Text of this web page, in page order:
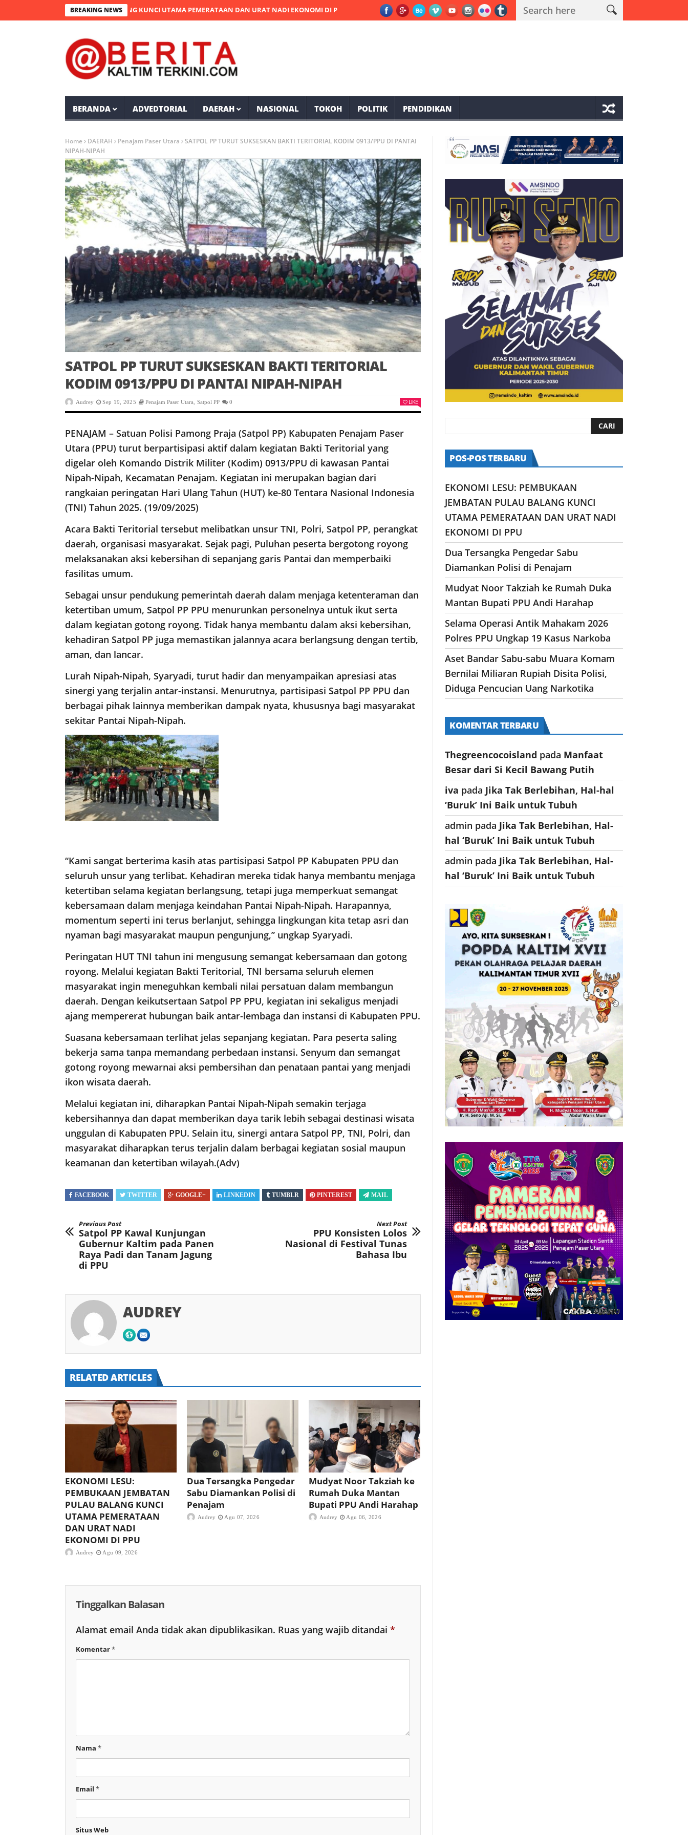
BREAKING NEWS
JEMBATAN PULAU BALANG KUNCI UTAMA PEMERATAAN DAN URAT NADI EKONOMI DI PPU Dua Tersangka Pengedar Sabu Diamankan Polisi di Penajam Mudyat Noor Takziah ke Rumah Duka
BERANDA ADVEDTORIAL DAERAH NASIONAL TOKOH POLITIK PENDIDIKAN
Home DAERAH Penajam Paser Utara
SATPOL PP TURUT SUKSESKAN BAKTI TERITORIAL KODIM 0913/PPU DI PANTAI
NIPAH-NIPAH
SATPOL PP TURUT SUKSESKAN BAKTI TERITORIAL
KODIM 0913/PPU DI PANTAI NIPAH-NIPAH
Audrey Sep 19, 2025 Penajam Paser Utara Satpol PP 0 LIKE
PENAJAM – Satuan Polisi Pamong Praja (Satpol PP) Kabupaten Penajam Paser
Utara (PPU) turut berpartisipasi aktif dalam kegiatan Bakti Teritorial yang
digelar oleh Komando Distrik Militer (Kodim) 0913/PPU di kawasan Pantai
Nipah-Nipah, Kecamatan Penajam. Kegiatan ini merupakan bagian dari
rangkaian peringatan Hari Ulang Tahun (HUT) ke-80 Tentara Nasional Indonesia
(TNI) Tahun 2025. (19/09/2025)
Acara Bakti Teritorial tersebut melibatkan unsur TNI, Polri, Satpol PP, perangkat
daerah, organisasi masyarakat. Sejak pagi, Puluhan peserta bergotong royong
melaksanakan aksi kebersihan di sepanjang garis Pantai dan memperbaiki
fasilitas umum.
Sebagai unsur pendukung pemerintah daerah dalam menjaga ketenteraman dan
ketertiban umum, Satpol PP PPU menurunkan personelnya untuk ikut serta
dalam kegiatan gotong royong. Tidak hanya membantu dalam aksi kebersihan,
kehadiran Satpol PP juga memastikan jalannya acara berlangsung dengan tertib,
aman, dan lancar.
Lurah Nipah-Nipah, Syaryadi, turut hadir dan menyampaikan apresiasi atas
sinergi yang terjalin antar-instansi. Menurutnya, partisipasi Satpol PP PPU dan
berbagai pihak lainnya memberikan dampak nyata, khususnya bagi masyarakat
sekitar Pantai Nipah-Nipah.
“Kami sangat berterima kasih atas partisipasi Satpol PP Kabupaten PPU dan
seluruh unsur yang terlibat. Kehadiran mereka tidak hanya membantu menjaga
ketertiban selama kegiatan berlangsung, tetapi juga memperkuat semangat
kebersamaan dalam menjaga keindahan Pantai Nipah-Nipah. Harapannya,
momentum seperti ini terus berlanjut, sehingga lingkungan kita tetap asri dan
nyaman bagi masyarakat maupun pengunjung,” ungkap Syaryadi.
Peringatan HUT TNI tahun ini mengusung semangat kebersamaan dan gotong
royong. Melalui kegiatan Bakti Teritorial, TNI bersama seluruh elemen
masyarakat ingin meneguhkan kembali nilai persatuan dalam membangun
daerah. Dengan keikutsertaan Satpol PP PPU, kegiatan ini sekaligus menjadi
ajang mempererat hubungan baik antar-lembaga dan instansi di Kabupaten PPU.
Suasana kebersamaan terlihat jelas sepanjang kegiatan. Para peserta saling
bekerja sama tanpa memandang perbedaan instansi. Senyum dan semangat
gotong royong mewarnai aksi pembersihan dan penataan pantai yang menjadi
ikon wisata daerah.
Melalui kegiatan ini, diharapkan Pantai Nipah-Nipah semakin terjaga
kebersihannya dan dapat memberikan daya tarik lebih sebagai destinasi wisata
unggulan di Kabupaten PPU. Selain itu, sinergi antara Satpol PP, TNI, Polri, dan
masyarakat diharapkan terus terjalin dalam berbagai kegiatan sosial maupun
keamanan dan ketertiban wilayah.(Adv)
FACEBOOK TWITTER GOOGLE+ LINKEDIN TUMBLR PINTEREST MAIL
Previous Post
Satpol PP Kawal Kunjungan
Gubernur Kaltim pada Panen
Raya Padi dan Tanam Jagung
di PPU
Next Post
PPU Konsisten Lolos
Nasional di Festival Tunas
Bahasa Ibu
AUDREY
RELATED ARTICLES
EKONOMI LESU:
PEMBUKAAN JEMBATAN
PULAU BALANG KUNCI
UTAMA PEMERATAAN
DAN URAT NADI
EKONOMI DI PPU
Audrey Agu 09, 2026
Dua Tersangka Pengedar
Sabu Diamankan Polisi di
Penajam
Audrey Agu 07, 2026
Mudyat Noor Takziah ke
Rumah Duka Mantan
Bupati PPU Andi Harahap
Audrey Agu 06, 2026
Tinggalkan Balasan
Alamat email Anda tidak akan dipublikasikan. Ruas yang wajib ditandai *
Komentar*
Nama *
Email *
Situs Web
POS-POS TERBARU
EKONOMI LESU: PEMBUKAAN
JEMBATAN PULAU BALANG KUNCI
UTAMA PEMERATAAN DAN URAT NADI
EKONOMI DI PPU
Dua Tersangka Pengedar Sabu
Diamankan Polisi di Penajam
Mudyat Noor Takziah ke Rumah Duka
Mantan Bupati PPU Andi Harahap
Selama Operasi Antik Mahakam 2026
Polres PPU Ungkap 19 Kasus Narkoba
Aset Bandar Sabu-sabu Muara Komam
Bernilai Miliaran Rupiah Disita Polisi,
Diduga Pencucian Uang Narkotika
KOMENTAR TERBARU
Thegreencocoisland pada Manfaat
Besar dari Si Kecil Bawang Putih
iva pada Jika Tak Berlebihan, Hal-hal
‘Buruk’ Ini Baik untuk Tubuh
admin pada Jika Tak Berlebihan, Hal-
hal ‘Buruk’ Ini Baik untuk Tubuh
admin pada Jika Tak Berlebihan, Hal-
hal ‘Buruk’ Ini Baik untuk Tubuh